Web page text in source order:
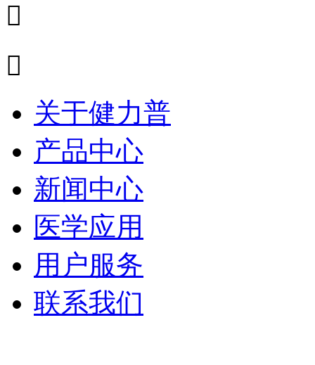


关于健力普
产品中心
新闻中心
医学应用
用户服务
联系我们